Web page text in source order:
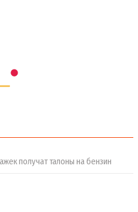
получат талоны на бензин